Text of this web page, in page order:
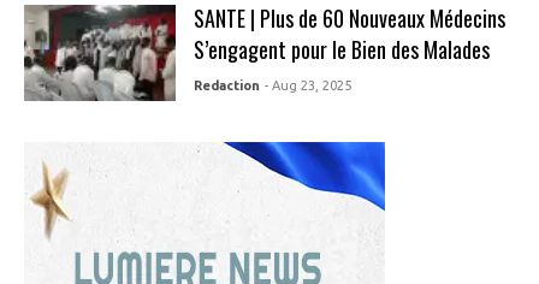
SANTE | Plus de 60 Nouveaux Médecins
S’engagent pour le Bien des Malades
Redaction - Aug 23, 2025